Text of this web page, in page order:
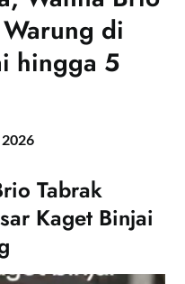
di
hingga 5
Tabrak
Kaget Binjai